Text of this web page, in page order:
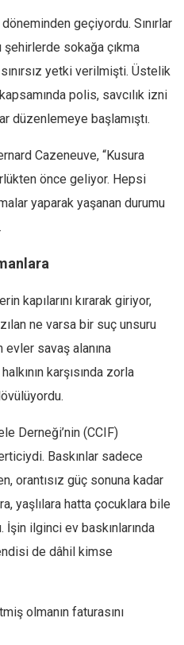
geçiyordu. Sınırlar
şehirlerde sokağa çıkma
yetki verilmişti. Üstelik
polis, savcılık izni
düzenlemeye başlamıştı.
Cazeneuve, “Kusura
önce geliyor. Hepsi
yaparak yaşanan durumu
kapılarını kırarak giriyor,
ne varsa bir suç unsuru
evler savaş alanına
karşısında zorla
Derneği’nin (CCIF)
Baskınlar sadece
orantısız güç sonuna kadar
yaşlılara hatta çocuklara bile
ilginci ev baskınlarında
de dâhil kimse
olmanın faturasını